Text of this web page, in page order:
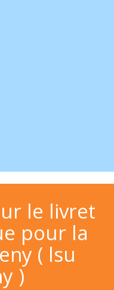
le livret
pour la
( lsu
)